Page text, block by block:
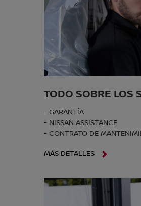
TODO SOBRE LOS
- GARANTÍA
- NISSAN ASSISTANCE
- CONTRATO DE
MÁS DETALLES